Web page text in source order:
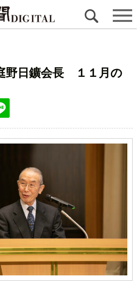
日鑛会長 １１月の